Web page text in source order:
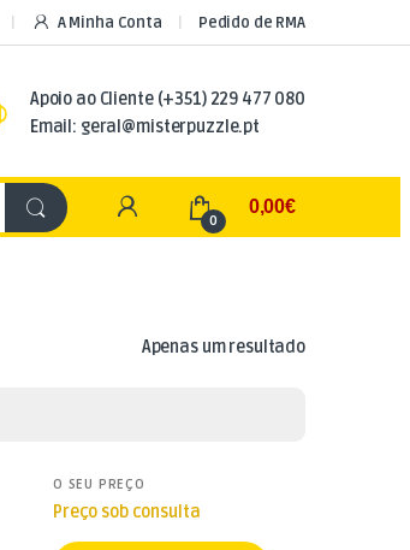
A Minha Conta Pedido de RMA
Apoio ao Cliente(+351) 229 477 080
Email: geral@misterpuzzle.pt
My Account
0
0,00€
Apenas um resultado
O SEU PREÇO
Preço sob consulta